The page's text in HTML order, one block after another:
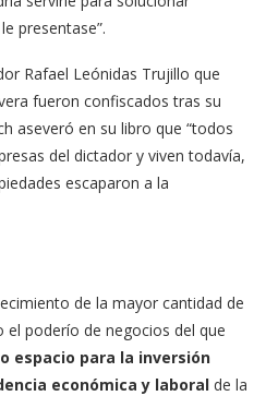
presentase”.
Rafael Leónidas Trujillo que
fueron confiscados tras su
aseveró en su libro que “todos
del dictador y viven todavía,
escaparon a la
de la mayor cantidad de
poderío de negocios del que
espacio para la inversión
económica y laboral de la